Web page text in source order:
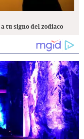
tu signo del zodiaco